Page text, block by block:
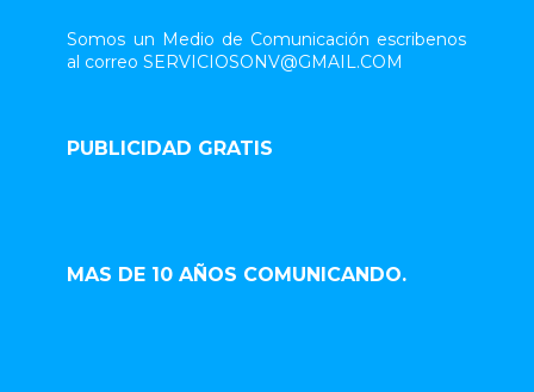
Somos un Medio de Comunicación escribenos
al correo SERVICIOSONV@GMAIL.COM
PUBLICIDAD GRATIS
MAS DE 10 AÑOS COMUNICANDO.